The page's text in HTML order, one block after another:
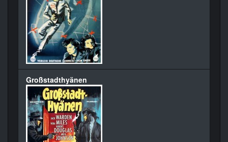
Großstadthyänen